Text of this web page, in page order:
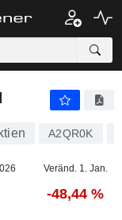
346,44
A2QR0K
Veränd. 1. Jan.
-48,44 %